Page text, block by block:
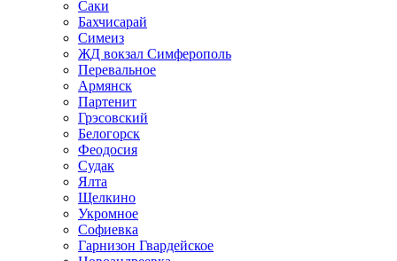
Саки
Бахчисарай
Симеиз
ЖД вокзал Симферополь
Перевальное
Армянск
Партенит
Грэсовский
Белогорск
Феодосия
Судак
Ялта
Щелкино
Укромное
Софиевка
Гарнизон Гвардейское